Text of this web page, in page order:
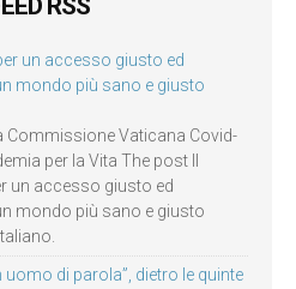
RSS
un accesso giusto ed
mondo più sano e giusto
Commissione Vaticana Covid-
per la Vita The post Il
un accesso giusto ed
mondo più sano e giusto
uomo di parola”, dietro le quinte